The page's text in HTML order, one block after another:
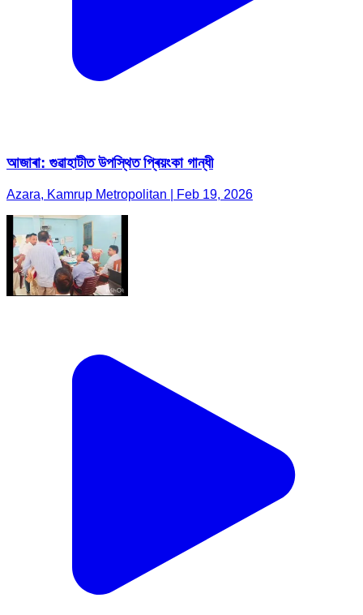
আজাৰা: গুৱাহাটীত উপস্থিত প্ৰিয়ংকা গান্ধী
Azara, Kamrup Metropolitan | Feb 19, 2026